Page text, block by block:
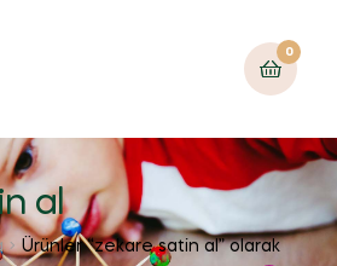
0
al
Ürünler “zekare satin al” olarak